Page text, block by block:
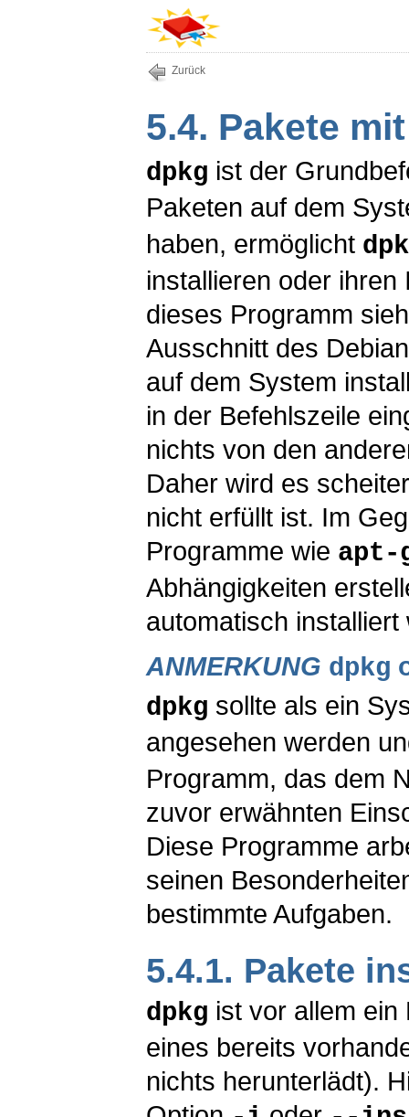
Zurück
5.4. Pakete
dpkg ist der
Paketen auf dem
haben, ermöglicht
installieren oder
dieses Programm
Ausschnitt des
auf dem System
in der Befehlszeile
nichts von den
Daher wird es
nicht erfüllt ist. Im
Programme wie apt-
Abhängigkeiten
automatisch
ANMERKUNG dpkg
dpkg sollte als ein
angesehen werden
Programm, das dem
zuvor erwähnten
Diese Programme
seinen
bestimmte Aufgaben.
5.4.1. Pakete
dpkg ist vor allem
eines bereits
nichts herunterlädt).